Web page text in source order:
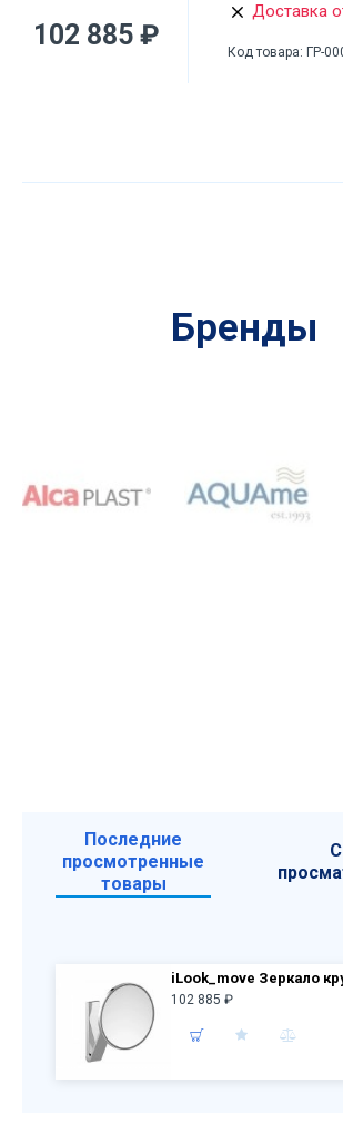
102 885 ₽
Доставка
Код товара: ГР-
Бренды
Последние
просмотренные
товары
102 885 ₽